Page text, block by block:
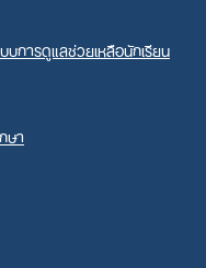
บการดูแลช่วยเหลือนักเรียน
ษา